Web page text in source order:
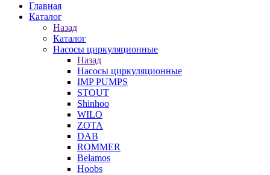
Главная
Каталог
Назад
Каталог
Насосы циркуляционные
Назад
Насосы циркуляционные
IMP PUMPS
STOUT
Shinhoo
WILO
ZOTA
DAB
ROMMER
Belamos
Hoobs